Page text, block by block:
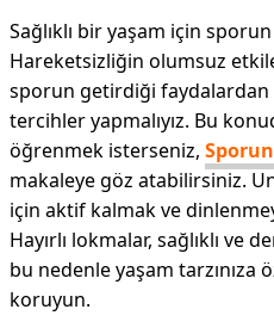
Sağlıklı bir yaşam için
Hareketsizliğin olumsuz
sporun getirdiği
tercihler yapmalıyız. Bu
öğrenmek isterseniz,
makaleye göz atabilirsiniz.
için aktif kalmak ve
Hayırlı lokmalar, sağlıklı ve
bu nedenle yaşam tarzınıza
koruyun.